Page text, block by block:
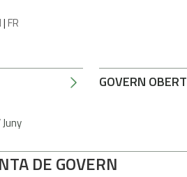
|FR
GOVERN OBERT
Juny
DE GOVERN